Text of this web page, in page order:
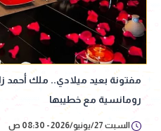
مفتونة بعيد ميلادي.. ملك
رومانسية مع خطيبها
السبت 27/يونيو/2026 - 08:30 ص